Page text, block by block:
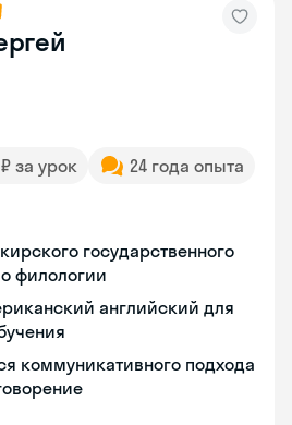
за урок
24 года опыта
государственного
филологии
английский для
коммуникативного подхода